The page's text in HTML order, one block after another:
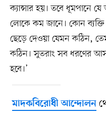
ক্যান্সার হয়। তবে ধূমপানে
লোকে কম জানে। কোন
ছেড়ে দেওয়া যেমন কঠিন,
কঠিন। সুতরাং সব ধরণের
হবে।’
মাদকবিরোধী আন্দোলন